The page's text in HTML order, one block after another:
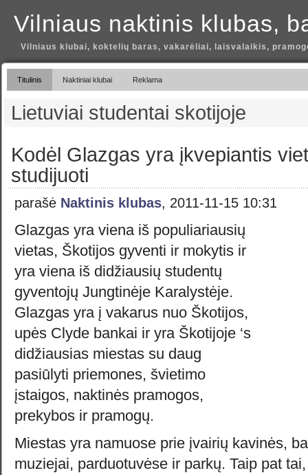
Vilniaus naktinis klubas,
Vilniaus klubai, koktelių baras, vakarėliai, laisvalaikis,
Titulinis Naktiniai klubai Reklama
Lietuviai studentai skotijoje
Kodėl Glazgas yra įkvepiantis
studijuoti
parašė Naktinis klubas, 2011-11-15 10:31
Glazgas yra viena iš populiariausių
vietas, Škotijos gyventi ir mokytis ir
yra viena iš didžiausių studentų
gyventojų Jungtinėje Karalystėje.
Glazgas yra į vakarus nuo Škotijos,
upės Clyde bankai ir yra Škotijoje ‘s
didžiausias miestas su daug
pasiūlyti priemones, švietimo
įstaigos, naktinės pramogos,
prekybos ir pramogų.
Miestas yra namuose prie įvairių kavinės,
muziejai, parduotuvėse ir parkų. Taip pat